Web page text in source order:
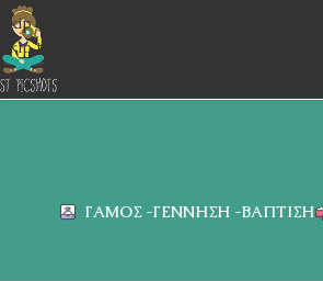
Skip to navigation
Skip to main content
ΓΆΜΟΣ -ΓΈΝΝΗΣΗ -ΒΆΠΤΙΣΗ